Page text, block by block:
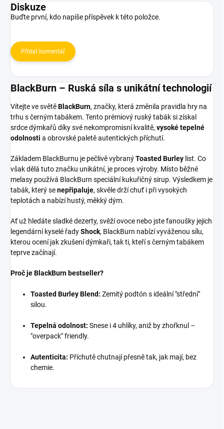
Diskuze
Buďte první, kdo napíše příspěvek k této položce.
Přidat komentář
BlackBurn – Ruská síla s unikátní technologií
Vítejte ve světěBlackBurn, značky, která změnila pravidla hry na
trhu s černým tabákem. Tento prémiový ruský tabák si získal
srdce dýmkařů díky své nekompromisní kvalitě, vysoké tepelné
odolnosti a obrovské paletě autentických příchutí.
Základem BlackBurnu je pečlivě vybranýToasted Burley list. Co
však dělá tuto značku unikátní, je proces výroby. Místo běžné
melasy používá BlackBurn speciální kukuřičný sirup. Výsledkem je
tabák, který senepřipaluje, skvěle drží chuť i při vysokých
teplotách a nabízí hustý, měkký dým.
Ať už hledáte sladké dezerty, svěží ovoce nebo jste fanoušky jejich
legendární kyselé řadyShock, BlackBurn nabízí vyváženou sílu,
kterou ocení jak zkušení dýmkaři, tak ti, kteří s černým tabákem
teprve začínají.
Proč je BlackBurn bestseller?
Toasted Burley Blend: Zemitý podtón s ideální "střední"
silou.
Tepelná odolnost: Snese i 4 uhlíky, aniž by zhořknul –
"overpack" friendly.
Autenticita: Příchutě chutnají přesně tak, jak mají, bez
chemie.